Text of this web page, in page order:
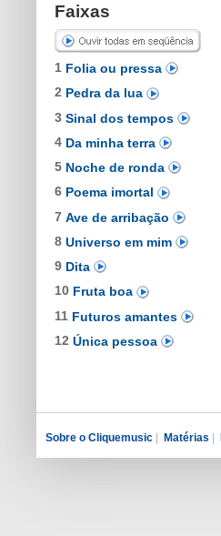
Faixas
1 Folia ou pressa
2 Pedra da lua
3 Sinal dos tempos
4 Da minha terra
5 Noche de ronda
6 Poema imortal
7 Ave de arribação
8 Universo em mim
9 Dita
10 Fruta boa
11 Futuros amantes
12 Única pessoa
Sobre o Cliquemusic Matérias